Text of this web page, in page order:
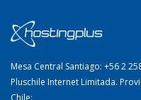
Mesa Central Santiago: +56 2
Pluschile Internet Limitada.